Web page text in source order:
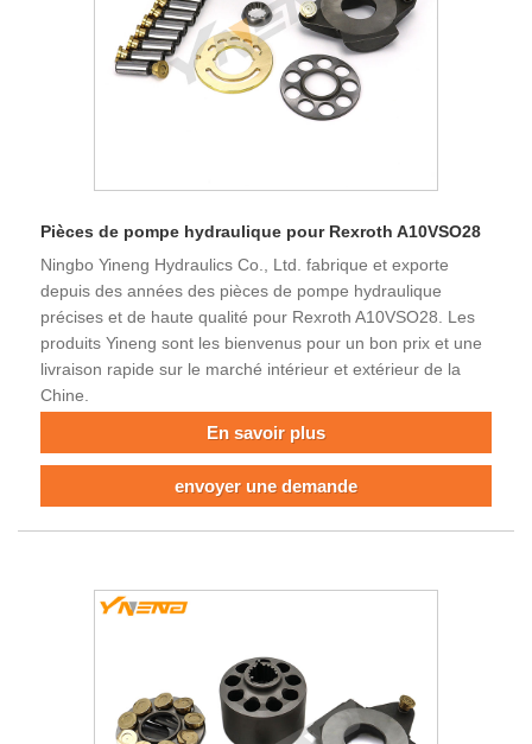
Pièces de pompe hydraulique pour Rexroth A10VSO28
Ningbo Yineng Hydraulics Co., Ltd. fabrique et exporte
depuis des années des pièces de pompe hydraulique
précises et de haute qualité pour Rexroth A10VSO28. Les
produits Yineng sont les bienvenus pour un bon prix et une
livraison rapide sur le marché intérieur et extérieur de la
Chine.
En savoir plus
envoyer une demande